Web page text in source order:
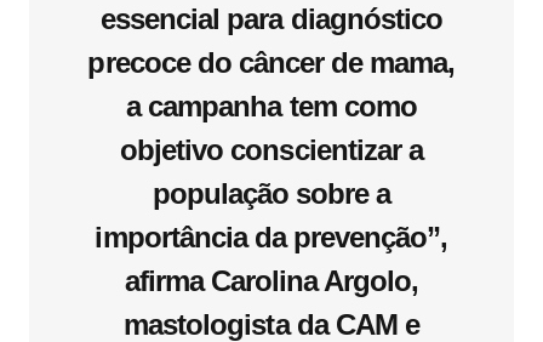
essencial para diagnóstico
precoce do câncer de mama,
a campanha tem como
objetivo conscientizar a
população sobre a
importância da prevenção”,
afirma Carolina Argolo,
mastologista da CAM e